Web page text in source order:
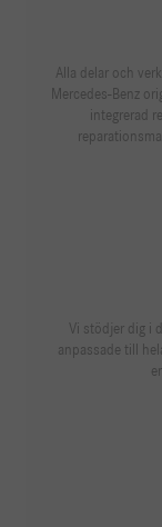
Alla delar och
Mercedes-Benz
integrerad
Vi stödjer dig i
anpassade till